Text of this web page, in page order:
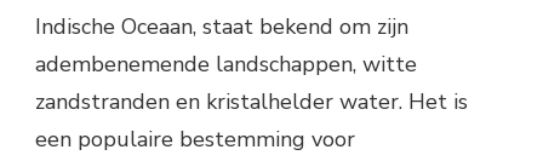
Indische Oceaan, staat bekend om zijn
adembenemende landschappen, witte
zandstranden en kristalhelder water. Het is
een populaire bestemming voor